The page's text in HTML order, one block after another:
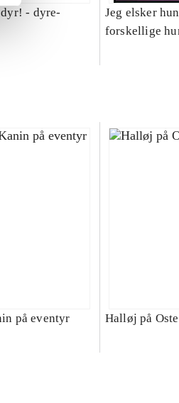
- dyre-
Jeg elsker
forskellige
på eventyr Halløj på